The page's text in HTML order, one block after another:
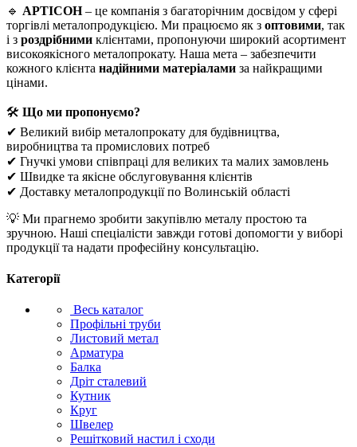
🔹 АРТІСОН– це компанія з багаторічним досвідом у сфері
торгівлі металопродукцією. Ми працюємо як з оптовими, так
і з роздрібними клієнтами, пропонуючи широкий асортимент
високоякісного металопрокату. Наша мета – забезпечити
кожного клієнта надійними матеріалами за найкращими
цінами.
🛠 Що ми пропонуємо?
✔ Великий вибір металопрокату для будівництва,
виробництва та промислових потреб
✔ Гнучкі умови співпраці для великих та малих замовлень
✔ Швидке та якісне обслуговування клієнтів
✔ Доставку металопродукції по Волинській області
💡 Ми прагнемо зробити закупівлю металу простою та
зручною. Наші спеціалісти завжди готові допомогти у виборі
продукції та надати професійну консультацію.
Категорії
Весь каталог
Профільні труби
Листовий метал
Арматура
Балка
Дріт сталевий
Кутник
Круг
Швелер
Решітковий настил і сходи